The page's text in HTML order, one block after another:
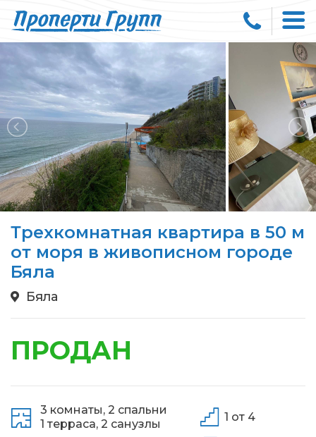
Трехкомнатная квартира в 50 м
от моря в живописном городе
Бяла
Бяла
ПРОДАН
3 комнаты, 2 спальни
1 терраса, 2 санузлы
1 от 4